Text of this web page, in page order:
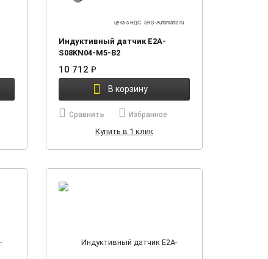
Индуктивный датчик E2A-
S08KN04-M5-B2
10 712₽
В корзину
Сравнить Избранное
Купить в 1 клик